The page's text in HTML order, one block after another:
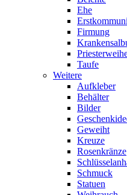
Ehe
Firmung
Taufe
Weitere
Aufkleber
Behälter
Bilder
Geweiht
Kreuze
Rosenkränze
Schmuck
Statuen